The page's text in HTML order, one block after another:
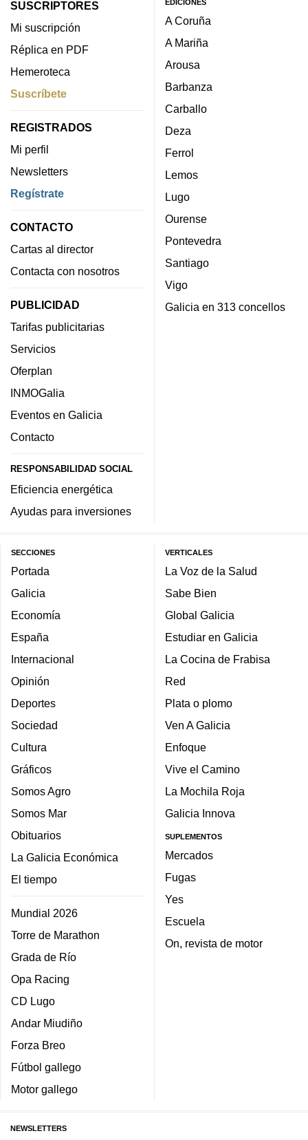
SUSCRIPTORES
Mi suscripción
Réplica en PDF
Hemeroteca
Suscríbete
REGISTRADOS
Mi perfil
Newsletters
Regístrate
CONTACTO
Cartas al director
Contacta con nosotros
PUBLICIDAD
Tarifas publicitarias
Servicios
Oferplan
INMOGalia
Eventos en Galicia
Contacto
RESPONSABILIDAD SOCIAL
Eficiencia energética
Ayudas para inversiones
EDICIONES
A Coruña
A Mariña
Arousa
Barbanza
Carballo
Deza
Ferrol
Lemos
Lugo
Ourense
Pontevedra
Santiago
Vigo
Galicia en 313 concellos
SECCIONES
Portada
Galicia
Economía
España
Internacional
Opinión
Deportes
Sociedad
Cultura
Gráficos
Somos Agro
Somos Mar
Obituarios
La Galicia Económica
El tiempo
Mundial 2026
Torre de Marathon
Grada de Río
Opa Racing
CD Lugo
Andar Miudiño
Forza Breo
Fútbol gallego
Motor gallego
VERTICALES
La Voz de la Salud
Sabe Bien
Global Galicia
Estudiar en Galicia
La Cocina de Frabisa
Red
Plata o plomo
Ven A Galicia
Enfoque
Vive el Camino
La Mochila Roja
Galicia Innova
SUPLEMENTOS
Mercados
Fugas
Yes
Escuela
On, revista de motor
NEWSLETTERS